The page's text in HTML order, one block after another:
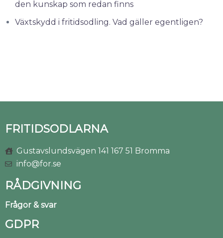
den kunskap som redan finns
Växtskydd i fritidsodling. Vad gäller egentligen?
FRITIDSODLARNA
Gustavslundsvägen 141 167 51 Bromma
info@for.se
RÅDGIVNING
Frågor & svar
GDPR